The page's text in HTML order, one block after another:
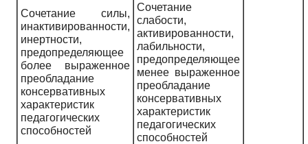
Сочетание силы,
инактивированности,
инертности,
предопределяющее
более выраженное
преобладание
консервативных
характеристик
педагогических
способностей
Сочетание
слабости,
активированности,
лабильности,
предопределяющее
менее выраженное
преобладание
консервативных
характеристик
педагогических
способностей